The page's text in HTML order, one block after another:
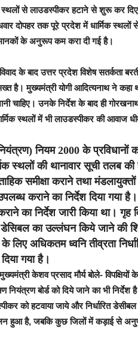
से लाउडस्पीकर हटाने से शुरू कर दिए हैं
दोपहर तक पूरे प्रदेश में धार्मिक स्थलों
मानकों के अनुरूप कम करा दी गई है।
के बाद उत्तर प्रदेश विशेष सतर्कता
मुख्यमंत्री योगी आदित्यनाथ ने कहा
चाहिए। उनके निर्देश के बाद ही
स्थलों में भी लाउडस्पीकर की आवाज
नियम 2000 के
स्थलों की थानावार सूची तलब की
समीक्षा कराने तथा
कराने का निर्देश दिया गया है।
का निर्देश जारी किया था। गृह
डेसिबल का उल्लंघन किये जाने की
के लिए अधिकतम ध्वनि तीव्रता
गया है।
केशव प्रसाद मौर्य बोले-
नियंत्रण बोर्ड को दिये जाने का भी
को हटवाया जाये और निर्धारित
हुआ है, जबकि कुछ जिलों में कड़ाई से